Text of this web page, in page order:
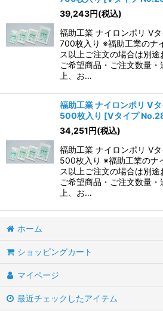
39,243円(税込)
福助工業 ナイロンポリ V
700枚入り ※福助工業のナ
ス以上ご注文の場合は別途
ご希望商品・ご注文数量
上、お…
福助工業 ナイロンポリ V
500枚入り [Vタイプ
34,251円(税込)
福助工業 ナイロンポリ V
500枚入り ※福助工業のナ
ス以上ご注文の場合は別途
ご希望商品・ご注文数量
上、お…
ホーム
ショッピングカート
マイページ
最近チェックしたアイテム